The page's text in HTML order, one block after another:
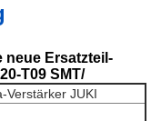
neue Ersatzteil-
T09 SMT/
Verstärker JUKI